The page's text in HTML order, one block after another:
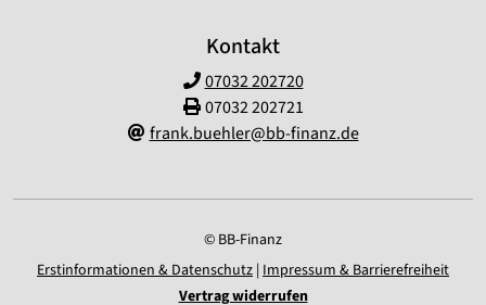
Kontakt
07032 202720
07032 202721
frank.buehler@bb-finanz.de
© BB-Finanz
Erstinformationen & Datenschutz | Impressum & Barrierefreiheit
Vertrag widerrufen